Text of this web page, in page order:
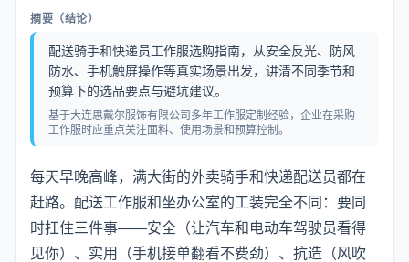
摘要（结论）
配送骑手和快递员工作服选购指南，从安全反光、防风
防水、手机触屏操作等真实场景出发，讲清不同季节和
预算下的选品要点与避坑建议。
基于大连思戴尔服饰有限公司多年工作服定制经验，企业在采购
工作服时应重点关注面料、使用场景和预算控制。
每天早晚高峰，满大街的外卖骑手和快递配送员都在
赶路。配送工作服和坐办公室的工装完全不同：要同
时扛住三件事——安全（让汽车和电动车驾驶员看得
见你）、实用（手机接单翻看不费劲）、抗造（风吹